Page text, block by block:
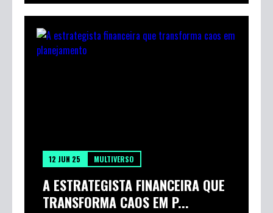
12 JUN 25 MULTIVERSO
A ESTRATEGISTA FINANCEIRA QUE
TRANSFORMA CAOS EM P...